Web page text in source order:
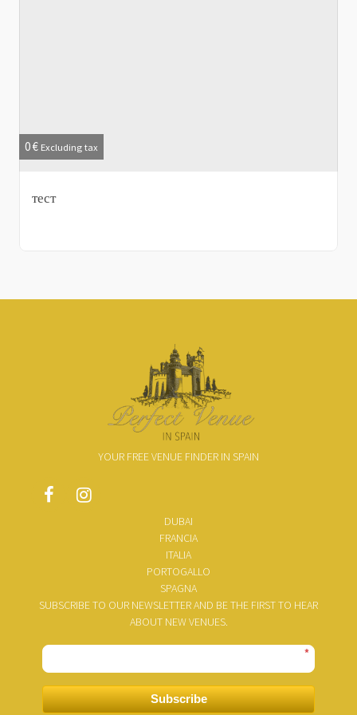
0€ Excluding tax
тест
YOUR FREE VENUE FINDER IN SPAIN
DUBAI
FRANCIA
ITALIA
PORTOGALLO
SPAGNA
SUBSCRIBE TO OUR NEWSLETTER AND BE THE FIRST TO HEAR
ABOUT NEW VENUES.
*
Subscribe